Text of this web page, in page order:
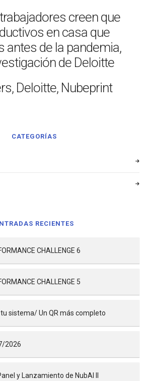
creen que
en casa que
antes de la pandemia,
de Deloitte
Deloitte, Nubeprint
CATEGORÍAS
RECIENTES
CHALLENGE 6
CHALLENGE 5
sistema/ Un QR más completo
2026
y Lanzamiento de NubAI II